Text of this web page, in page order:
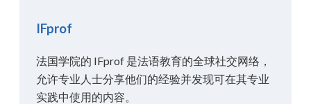
IFprof
法国学院的 IFprof 是法语教育的全球社交网络，
允许专业人士分享他们的经验并发现可在其专业
实践中使用的内容。